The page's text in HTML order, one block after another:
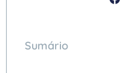
Sumário